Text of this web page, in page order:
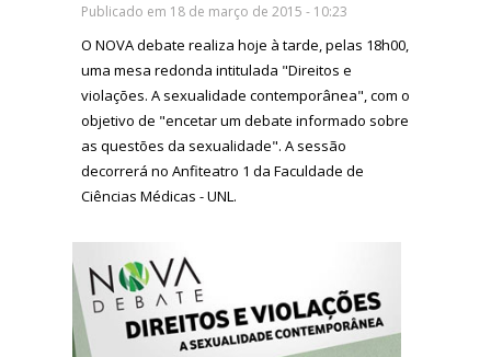
Publicado em 18 de março de 2015 - 10:23
O NOVA debate realiza hoje à tarde, pelas 18h00,
uma mesa redonda intitulada "Direitos e
violações. A sexualidade contemporânea", com o
objetivo de "encetar um debate informado sobre
as questões da sexualidade". A sessão
decorrerá no Anfiteatro 1 da Faculdade de
Ciências Médicas - UNL.